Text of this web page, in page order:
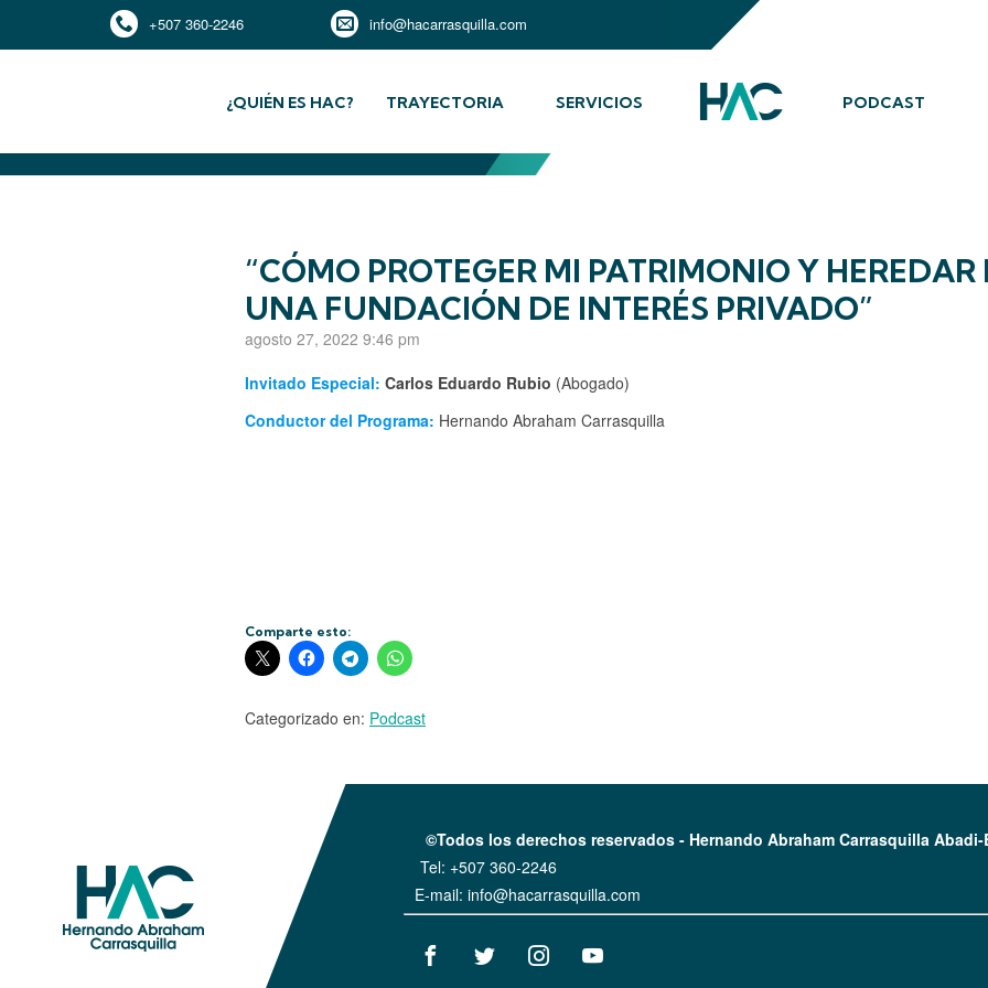
+507 360-2246 info@hacarrasquilla.com
¿QUIÉN ES HAC? TRAYECTORIA SERVICIOS PODCAST
“CÓMO PROTEGER MI PATRIMONIO Y HEREDAR
UNA FUNDACIÓN DE INTERÉS PRIVADO”
agosto 27, 2022 9:46 pm
Invitado Especial: Carlos Eduardo Rubio (Abogado)
Conductor del Programa: Hernando Abraham Carrasquilla
Comparte esto:
Categorizado en: Podcast
©Todos los derechos reservados - Hernando Abraham Carrasquilla Abadi-
Tel: +507 360-2246
E-mail: info@hacarrasquilla.com